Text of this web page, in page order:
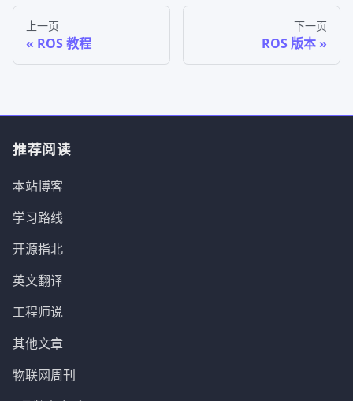
上一页
ROS 教程
下一页
ROS 版本
推荐阅读
本站博客
学习路线
开源指北
英文翻译
工程师说
其他文章
物联网周刊